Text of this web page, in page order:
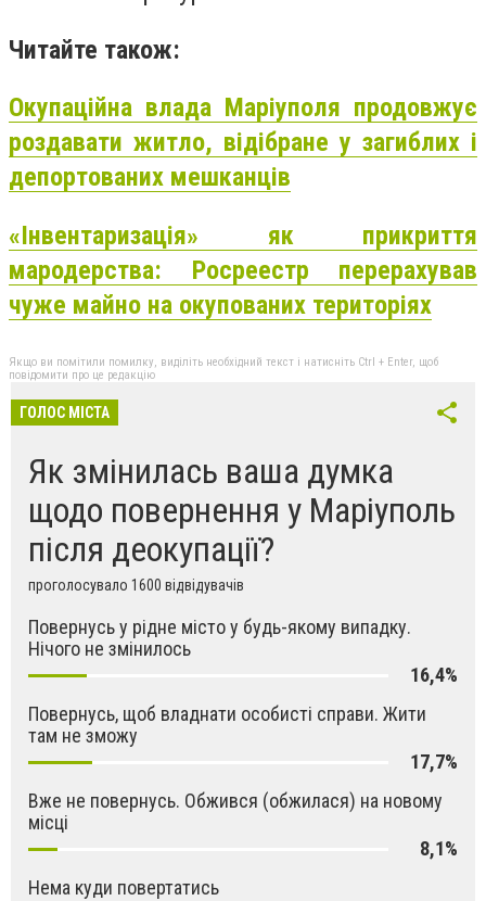
Читайте також:
Окупаційна влада Маріуполя продовжує
роздавати житло, відібране у загиблих і
депортованих мешканців
«Інвентаризація» як прикриття
мародерства: Росреестр перерахував
чуже майно на окупованих територіях
Якщо ви помітили помилку, виділіть необхідний текст і натисніть Ctrl + Enter, щоб
повідомити про це редакцію
ГОЛОС МІСТА
Як змінилась ваша думка
щодо повернення у Маріуполь
після деокупації?
проголосувало 1600 відвідувачів
Повернусь у рідне місто у будь-якому випадку.
Нічого не змінилось
16,4%
Повернусь, щоб владнати особисті справи. Жити
там не зможу
17,7%
Вже не повернусь. Обжився (обжилася) на новому
місці
8,1%
Нема куди повертатись